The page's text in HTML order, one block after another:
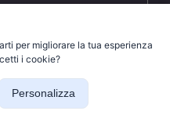
per migliorare la tua esperienza
i cookie?
Personalizza
di ServizioLicenza